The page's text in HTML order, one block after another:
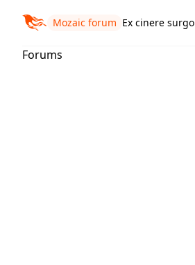
Mozaic forum Ex cinere surgo
Forums